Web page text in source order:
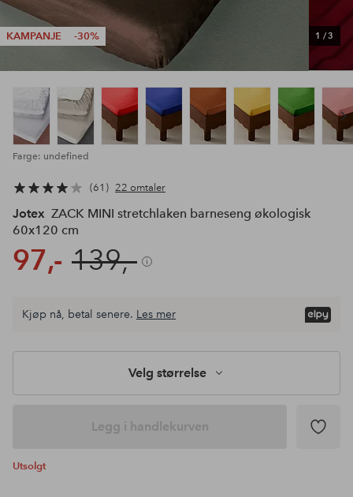
KAMPANJE -30% 1 /3
Farge: undefined
61 22 omtaler
Jotex ZACK MINI stretchlaken barneseng økologisk
60x120 cm
97,- 139,-
Kjøp nå, betal senere. Les mer
Velg størrelse
Legg i handlekurven
Utsolgt